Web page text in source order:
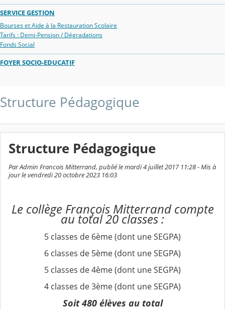
SERVICE GESTION
Bourses et Aide à la Restauration Scolaire
Tarifs : Demi-Pension / Dégradations
Fonds Social
FOYER SOCIO-EDUCATIF
Structure Pédagogique
Structure Pédagogique
Par Admin Francois Mitterrand, publié le mardi 4 juillet 2017 11:28 - Mis à
jour le vendredi 20 octobre 2023 16:03
Le collège François Mitterrand compte
au total 20 classes :
5 classes de 6ème (dont une SEGPA)
6 classes de 5ème (dont une SEGPA)
5 classes de 4ème (dont une SEGPA)
4 classes de 3ème (dont une SEGPA)
Soit 480 élèves au total